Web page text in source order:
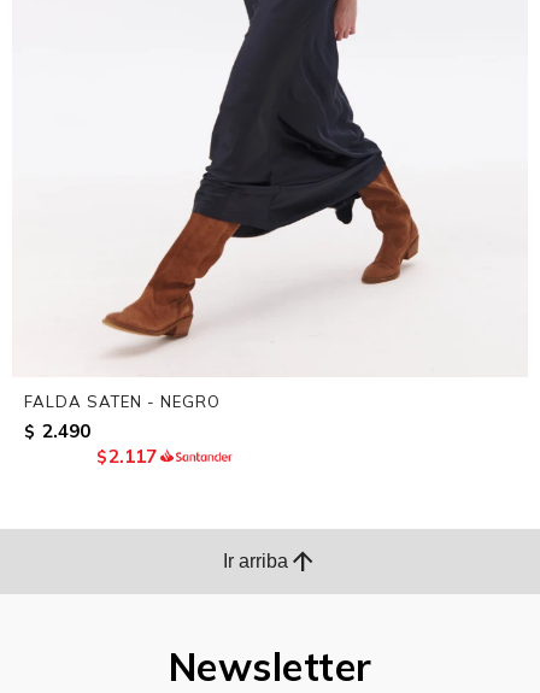
FALDA SATEN - NEGRO
$ 2.490
$2.117
Ir arriba arrow_upward
Newsletter